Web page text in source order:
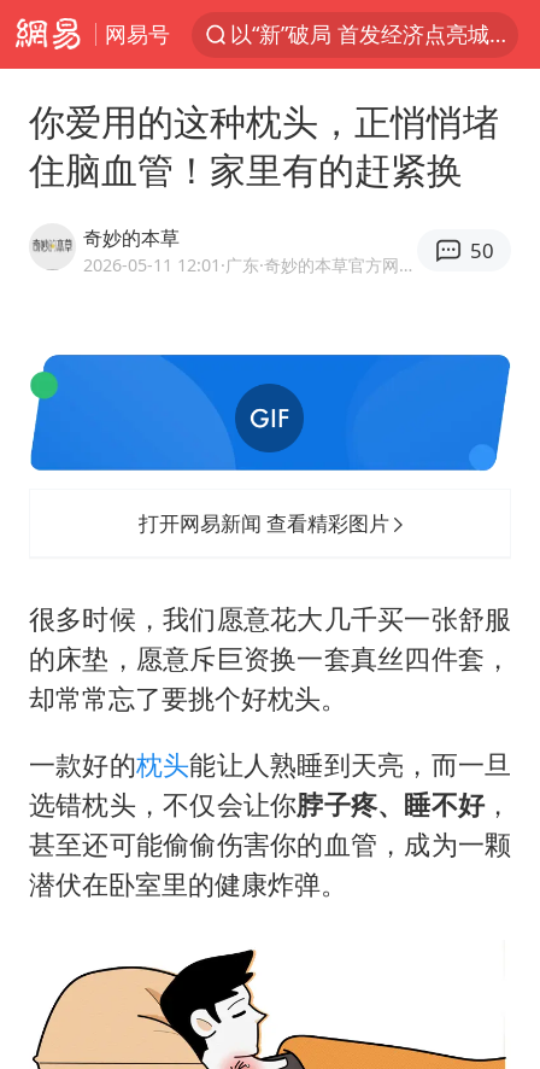
网易号
以“新”破局 首发经济点亮城市消费活力
中方回应是否在太平洋海底开采稀土
看守所辅警收受10万获刑1年
宇树科技王兴兴身家有望超200亿元
U17国足1分钟轰2球
泰国一女公务员妆容引争议 本人回应
中国养老床位“三连降”
我国编制完成新版全月地质图
外交部发言人就广岛核爆81周年等答记者问
80后女柜员逆袭成4200亿银行副行长
奋进开新局 实干挑大梁
你爱用的这种枕头，正悄悄堵
住脑血管！家里有的赶紧换
奇妙的本草
2026-05-11 12:01 ·广东 ·奇妙的本草官方网易号
50
打开网易新闻 查看精彩图片
很多时候，我们愿意花大几千买一张舒服
的床垫，愿意斥巨资换一套真丝四件套，
却常常忘了要挑个好枕头。
一款好的枕头能让人熟睡到天亮，而一旦
选错枕头，不仅会让你脖子疼、睡不好，
甚至还可能偷偷伤害你的血管，成为一颗
潜伏在卧室里的健康炸弹。